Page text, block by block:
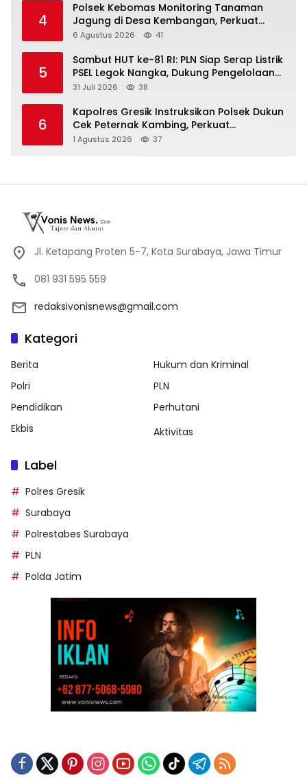
4
Polsek Kebomas Monitoring Tanaman
Jagung di Desa Kembangan, Perkuat
Dukungan Ketahanan Pangan Nasional
6 Agustus 2026 41
5
Sambut HUT ke-81 RI: PLN Siap Serap Listrik
PSEL Legok Nangka, Dukung Pengelolaan
Sampah Berkelanjutan di Jawa Barat
31 Juli 2026 38
6
Kapolres Gresik Instruksikan Polsek Dukun
Cek Peternak Kambing, Perkuat
Ketahanan Pangan Nasional
1 Agustus 2026 37
Jl. Ketapang Proten 5-7, Kota Surabaya, Jawa Timur
081 931 595 559
redaksivonisnews@gmail.com
Kategori
Berita
Hukum dan Kriminal
Polri
PLN
Pendidikan
Perhutani
Ekbis
Aktivitas
Label
Polres Gresik
Surabaya
Polrestabes Surabaya
PLN
Polda Jatim